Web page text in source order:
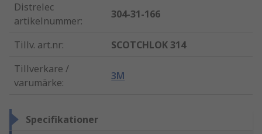
Distrelec
artikelnummer:
304-31-166
Tillv. art.nr:
SCOTCHLOK 314
Tillverkare /
varumärke:
3M
Specifikationer